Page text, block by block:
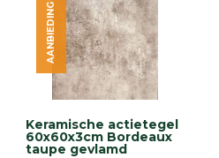
Beplantings
betonelementen
Overig
Kunstgras
Compleet
tuinproject
Keramische actietegel
60x60x3cm Bordeaux
taupe gevlamd
AANBIEDING